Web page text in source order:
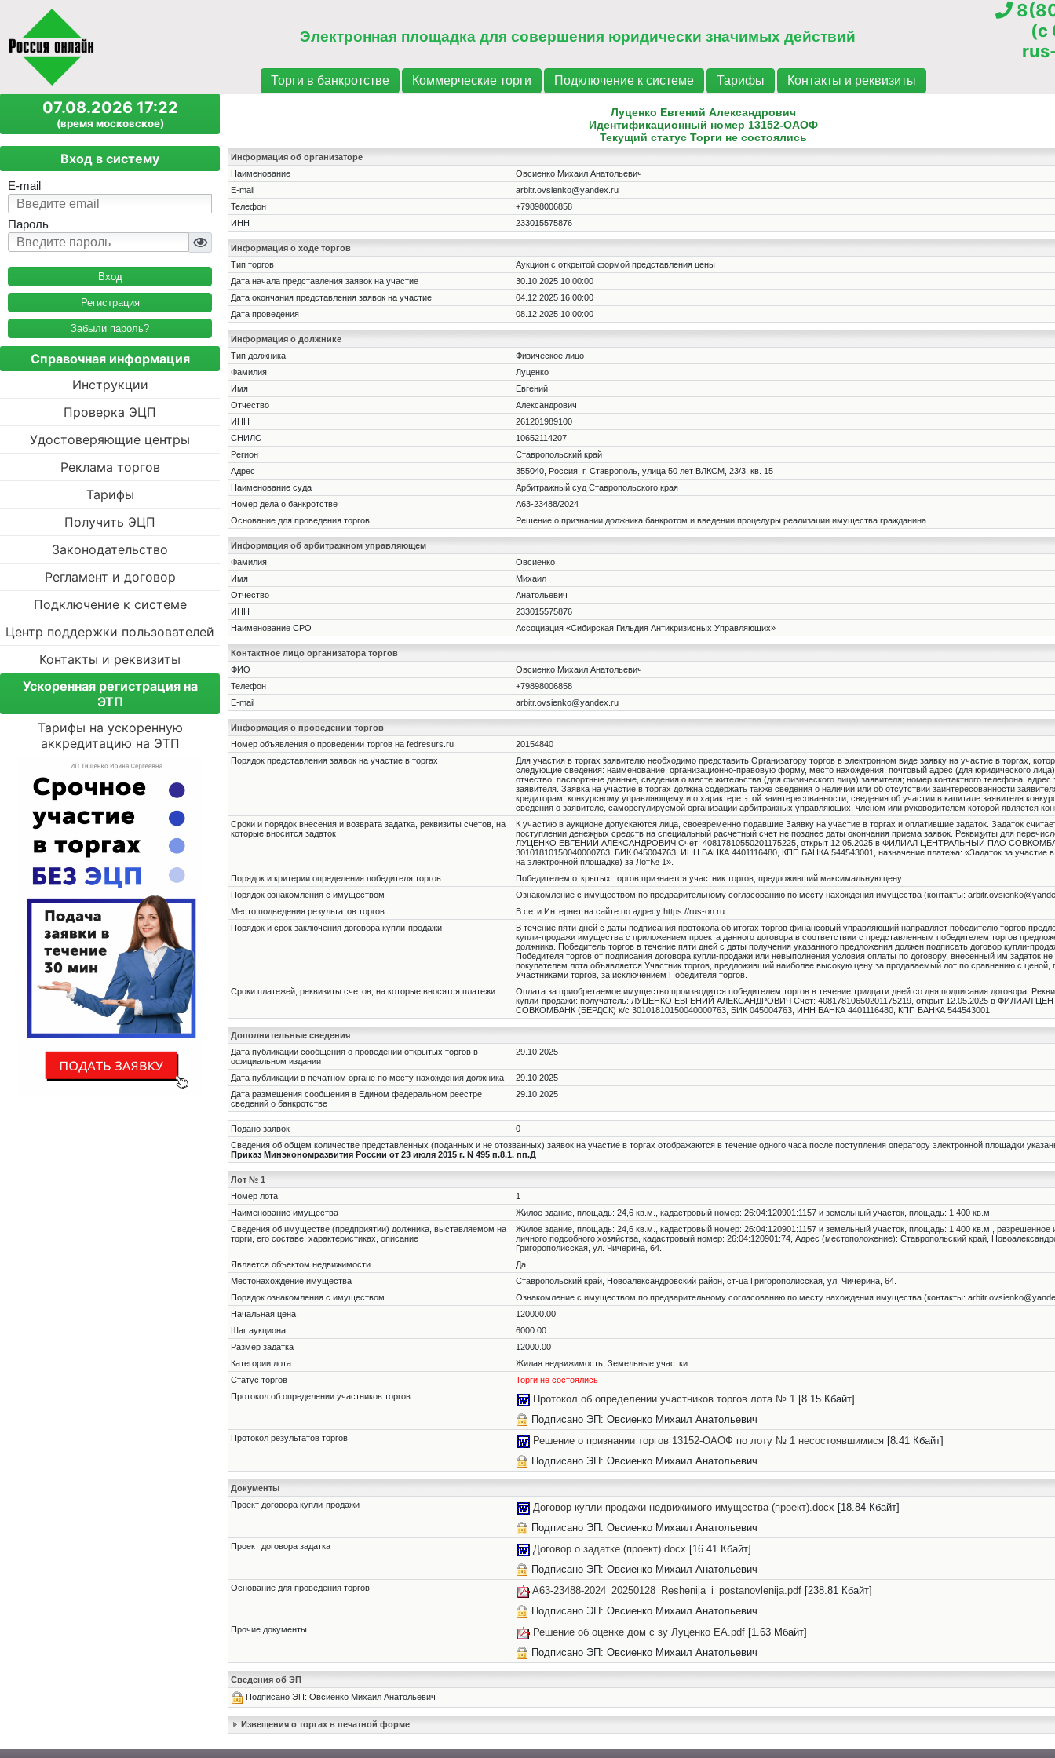
Электронная площадка для совершения юридически значимых действий
(c
Торги в банкротстве Коммерческие торги Подключение к системе Тарифы Контакты и реквизиты
07.08.2026 17:22
(время московское)
Вход в систему
E-mail
Пароль
Регистрация
Забыли пароль?
Справочная информация
Инструкции
Проверка ЭЦП
Удостоверяющие центры
Реклама торгов
Тарифы
Получить ЭЦП
Законодательство
Регламент и договор
Подключение к системе
Центр поддержки пользователей
Контакты и реквизиты
Ускоренная регистрация на
ЭТП
Тарифы на ускоренную
аккредитацию на ЭТП
Луценко Евгений Александрович
Идентификационный номер 13152-ОАОФ
Текущий статус Торги не состоялись
Информация об организаторе
Наименование
Овсиенко Михаил Анатольевич
E-mail
arbitr.ovsienko@yandex.ru
Телефон
+79898006858
ИНН
233015575876
Информация о ходе торгов
Тип торгов
Аукцион с открытой формой представления цены
Дата начала представления заявок на участие
30.10.2025 10:00:00
Дата окончания представления заявок на участие
04.12.2025 16:00:00
Дата проведения
08.12.2025 10:00:00
Информация о должнике
Тип должника
Физическое лицо
Фамилия
Луценко
Имя
Евгений
Отчество
Александрович
ИНН
261201989100
СНИЛС
10652114207
Регион
Ставропольский край
Адрес
355040, Россия, г. Ставрополь, улица 50 лет ВЛКСМ, 23/3, кв. 15
Наименование суда
Арбитражный суд Ставропольского края
Номер дела о банкротстве
А63-23488/2024
Основание для проведения торгов
Решение о признании должника банкротом и введении процедуры реализации имущества гражданина
Информация об арбитражном управляющем
Фамилия
Овсиенко
Имя
Михаил
Отчество
Анатольевич
ИНН
233015575876
Наименование СРО
Ассоциация «Сибирская Гильдия Антикризисных Управляющих»
Контактное лицо организатора торгов
ФИО
Овсиенко Михаил Анатольевич
Телефон
+79898006858
E-mail
arbitr.ovsienko@yandex.ru
Информация о проведении торгов
Номер объявления о проведении торгов на fedresurs.ru
20154840
Порядок представления заявок на участие в торгах
Для участия в торгах заявителю необходимо представить Организатору торгов в электронном виде заявку на участие в торгах,
следующие сведения: наименование, организационно-правовую форму, место нахождения, почтовый адрес (для юридического
отчество, паспортные данные, сведения о месте жительства (для физического лица) заявителя; номер контактного телефона, адрес
заявителя. Заявка на участие в торгах должна содержать также сведения о наличии или об отсутствии заинтересованности
кредиторам, конкурсному управляющему и о характере этой заинтересованности, сведения об участии в капитале заявителя
сведения о заявителе, саморегулируемой организации арбитражных управляющих, членом или руководителем которой является
Сроки и порядок внесения и возврата задатка, реквизиты счетов, на
которые вносится задаток
К участию в аукционе допускаются лица, своевременно подавшие Заявку на участие в торгах и оплатившие задаток. Задаток
поступлении денежных средств на специальный расчетный счет не позднее даты окончания приема заявок. Реквизиты для
ЛУЦЕНКО ЕВГЕНИЙ АЛЕКСАНДРОВИЧ Счет: 40817810550201175225, открыт 12.05.2025 в ФИЛИАЛ ЦЕНТРАЛЬНЫЙ ПАО
30101810150040000763, БИК 045004763, ИНН БАНКА 4401116480, КПП БАНКА 544543001, назначение платежа: «Задаток за участие в
на электронной площадке) за Лот№ 1».
Порядок и критерии определения победителя торгов
Победителем открытых торгов признается участник торгов, предложивший максимальную цену.
Порядок ознакомления с имуществом
Ознакомление с имуществом по предварительному согласованию по месту нахождения имущества (контакты:
Место подведения результатов торгов
В сети Интернет на сайте по адресу https://rus-on.ru
Порядок и срок заключения договора купли-продажи
В течение пяти дней с даты подписания протокола об итогах торгов финансовый управляющий направляет победителю торгов
купли-продажи имущества с приложением проекта данного договора в соответствии с представленным победителем торгов
должника. Победитель торгов в течение пяти дней с даты получения указанного предложения должен подписать договор купли-
Победителя торгов от подписания договора купли-продажи или невыполнения условия оплаты по договору, внесенный им задаток
покупателем лота объявляется Участник торгов, предложивший наиболее высокую цену за продаваемый лот по сравнению с ценой,
Участниками торгов, за исключением Победителя торгов.
Сроки платежей, реквизиты счетов, на которые вносятся платежи
Оплата за приобретаемое имущество производится победителем торгов в течение тридцати дней со дня подписания договора.
купли-продажи: получатель: ЛУЦЕНКО ЕВГЕНИЙ АЛЕКСАНДРОВИЧ Счет: 40817810650201175219, открыт 12.05.2025 в ФИЛИАЛ
СОВКОМБАНК (БЕРДСК) к/с 30101810150040000763, БИК 045004763, ИНН БАНКА 4401116480, КПП БАНКА 544543001
Дополнительные сведения
Дата публикации сообщения о проведении открытых торгов в
официальном издании
29.10.2025
Дата публикации в печатном органе по месту нахождения должника
29.10.2025
Дата размещения сообщения в Едином федеральном реестре
сведений о банкротстве
29.10.2025
Подано заявок
0
Сведения об общем количестве представленных (поданных и не отозванных) заявок на участие в торгах отображаются в течение одного часа после поступления оператору электронной площадки
Приказ Минэкономразвития России от 23 июля 2015 г. N 495 п.8.1. пп.Д
Лот № 1
Номер лота
1
Наименование имущества
Жилое здание, площадь: 24,6 кв.м., кадастровый номер: 26:04:120901:1157 и земельный участок, площадь: 1 400 кв.м.
Cведения об имуществе (предприятии) должника, выставляемом на
торги, его составе, характеристиках, описание
Жилое здание, площадь: 24,6 кв.м., кадастровый номер: 26:04:120901:1157 и земельный участок, площадь: 1 400 кв.м., разрешенное
личного подсобного хозяйства, кадастровый номер: 26:04:120901:74, Адрес (местоположение): Ставропольский край,
Григорополисская, ул. Чичерина, 64.
Является объектом недвижимости
Да
Местонахождение имущества
Ставропольский край, Новоалександровский район, ст-ца Григорополисская, ул. Чичерина, 64.
Порядок ознакомления с имуществом
Ознакомление с имуществом по предварительному согласованию по месту нахождения имущества (контакты:
Начальная цена
120000.00
Шаг аукциона
6000.00
Размер задатка
12000.00
Категории лота
Жилая недвижимость, Земельные участки
Статус торгов
Торги не состоялись
Протокол об определении участников торгов
Протокол об определении участников торгов лота № 1 [8.15 Кбайт]
Подписано ЭП: Овсиенко Михаил Анатольевич
Протокол результатов торгов Решение о признании торгов 13152-ОАОФ по лоту № 1 несостоявшимися [8.41 Кбайт]
Подписано ЭП: Овсиенко Михаил Анатольевич
Документы
Проект договора купли-продажи
Договор купли-продажи недвижимого имущества (проект).docx [18.84 Кбайт]
Подписано ЭП: Овсиенко Михаил Анатольевич
Проект договора задатка Договор о задатке (проект).docx [16.41 Кбайт]
Подписано ЭП: Овсиенко Михаил Анатольевич
Основание для проведения торгов A63-23488-2024_20250128_Reshenija_i_postanovlenija.pdf [238.81 Кбайт]
Подписано ЭП: Овсиенко Михаил Анатольевич
Прочие документы Решение об оценке дом с зу Луценко ЕА.pdf [1.63 Мбайт]
Подписано ЭП: Овсиенко Михаил Анатольевич
Сведения об ЭП
Подписано ЭП: Овсиенко Михаил Анатольевич
Извещения о торгах в печатной форме